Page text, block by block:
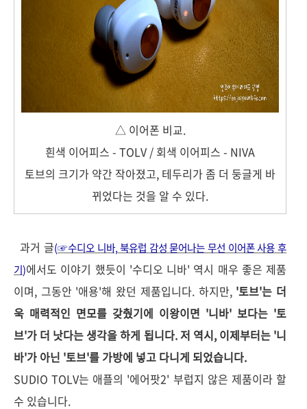
△ 이어폰 비교.
흰색 이어피스 - TOLV / 회색 이어피스 - NIVA
토브의 크기가 약간 작아졌고, 테두리가 좀 더 둥글게 바
뀌었다는 것을 알 수 있다.
과거 글(☞수디오 니바, 북유럽 감성 묻어나는 무선 이어폰 사용 후
기)에서도 이야기 했듯이 '수디오 니바' 역시 매우 좋은 제품
이며, 그동안 '애용'해 왔던 제품입니다. 하지만, '토브'는 더
욱 매력적인 면모를 갖췄기에 이왕이면 '니바' 보다는 '토
브'가 더 낫다는 생각을 하게 됩니다. 저 역시, 이제부터는 '니
바'가 아닌 '토브'를 가방에 넣고 다니게 되었습니다.
SUDIO TOLV는 애플의 '에어팟2' 부럽지 않은 제품이라 할
수 있습니다.